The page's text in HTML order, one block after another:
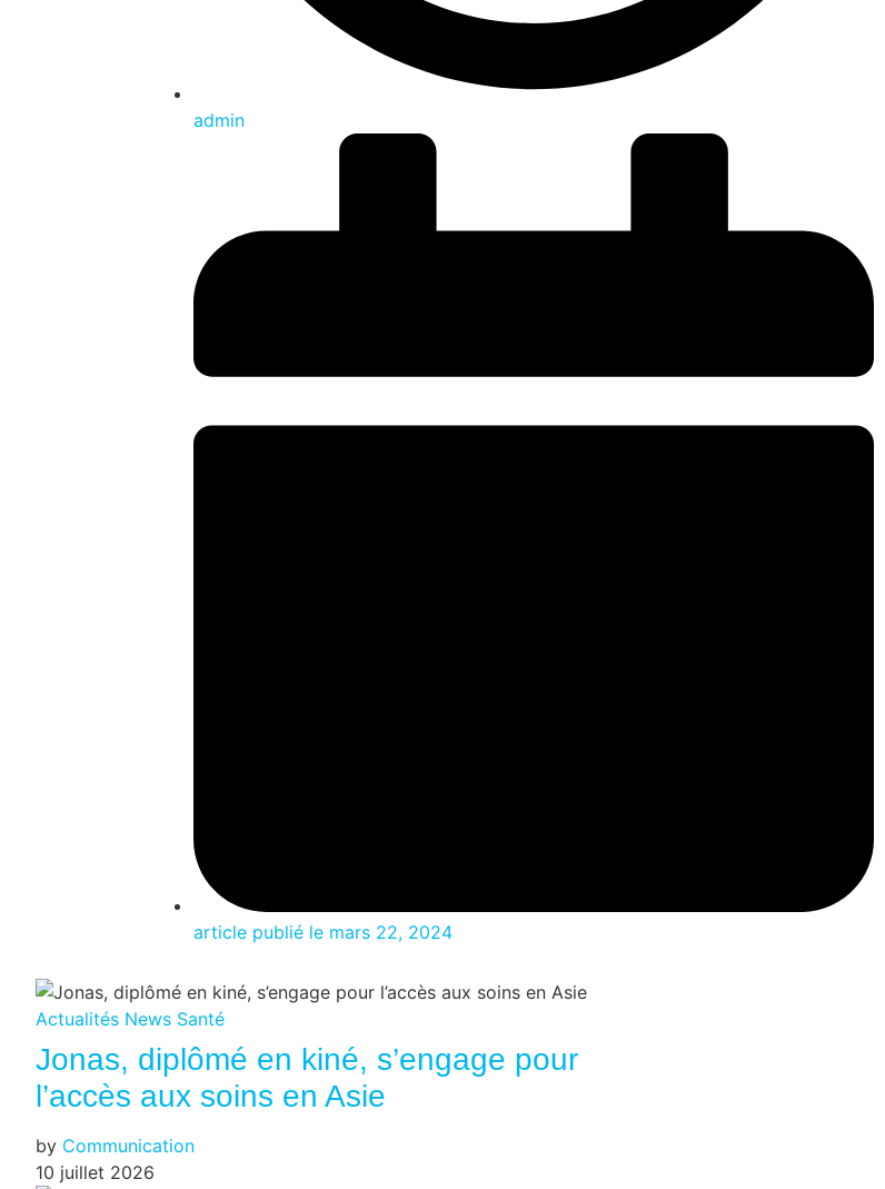
admin
article publié le mars 22, 2024
Actualités News Santé
Jonas, diplômé en kiné, s’engage pour
l’accès aux soins en Asie
by Communication
10 juillet 2026